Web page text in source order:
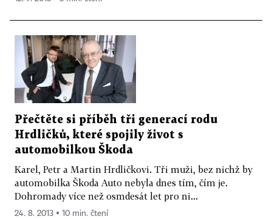
Přečtěte si příběh tři generací rodu
Hrdličků, které spojily život s
automobilkou Škoda
Karel, Petr a Martin Hrdličkovi. Tři muži, bez nichž by
automobilka Škoda Auto nebyla dnes tím, čím je.
Dohromady více než osmdesát let pro ni...
24. 8. 2013 ▪ 10 min. čtení